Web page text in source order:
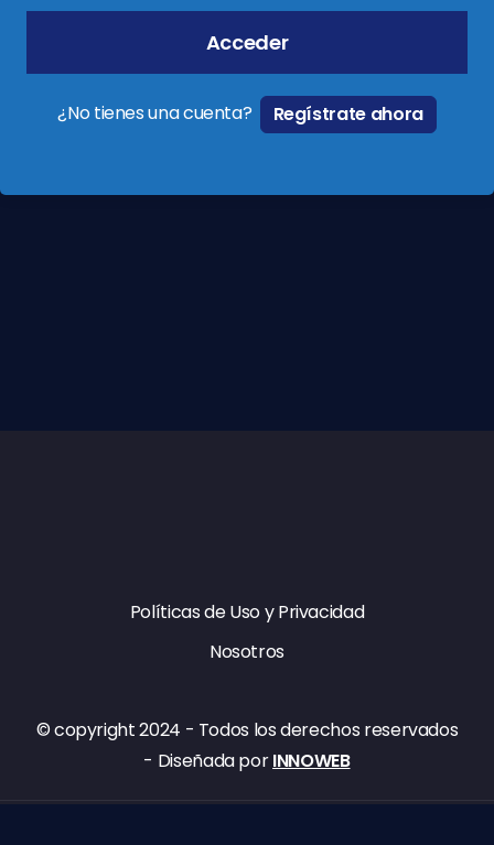
Acceder
¿No tienes una cuenta? Regístrate ahora
Políticas de Uso y Privacidad
Nosotros
© copyright​ 2024 - Todos los derechos reservados
- Diseñada porINNOWEB